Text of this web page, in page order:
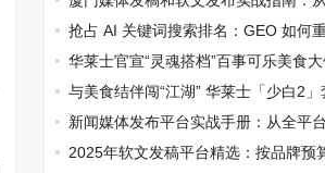
果的完美转化
抢占 AI 关键词搜索排名：GEO 如何
销新逻辑
华莱士官宣“灵魂搭档”百事可乐美食
鸡可乐邀您观战
与美食结伴闯“江湖” 华莱士「少白2」
线新闻媒体发布平台实战手册：从全平
媒传播的精准路径
2025年软文发稿平台精选：按品牌预